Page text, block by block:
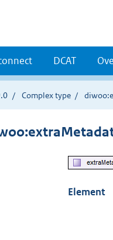
DCAT
Complex type
Element